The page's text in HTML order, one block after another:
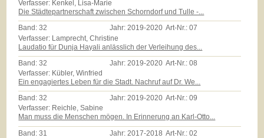
Verfasser: Kenkel, Lisa-Marie
Die Städtepartnerschaft zwischen Schorndorf und Tulle -...
Band:32 Jahr:2019-2020 Art-Nr.:07
Verfasser: Lamprecht, Christine
Laudatio für Dunja Hayali anlässlich der Verleihung des...
Band:32 Jahr:2019-2020 Art-Nr.:08
Verfasser: Kübler, Winfried
Ein engagiertes Leben für die Stadt. Nachruf auf Dr. We...
Band:32 Jahr:2019-2020 Art-Nr.:09
Verfasser: Reichle, Sabine
Man muss die Menschen mögen. In Erinnerung an Karl-Otto...
Band:31 Jahr: 2017-2018 Art-Nr.:02